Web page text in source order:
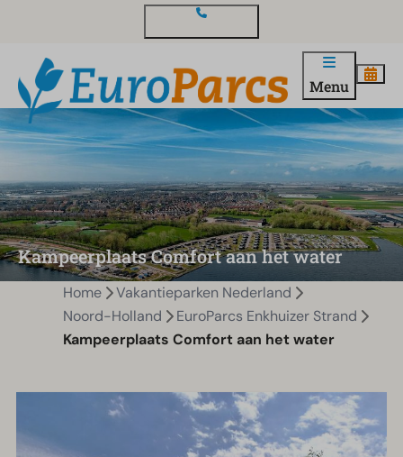
Menu
Kampeerplaats Comfort aan het water
Home
Vakantieparken Nederland
Noord-Holland
EuroParcs Enkhuizer Strand
Kampeerplaats Comfort aan het water